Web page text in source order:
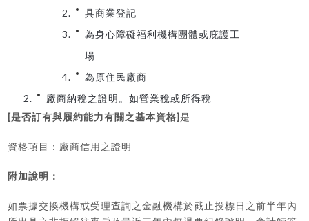
具商業登記
為身心障礙福利機構團體或庇護工
場
為原住民廠商
廠商納稅之證明。如營業稅或所得稅
[是否訂有與履約能力有關之基本資格]是
資格項目：廠商信用之證明
附加說明：
如票據交換機構或受理查詢之金融機構於截止投標日之前半年內